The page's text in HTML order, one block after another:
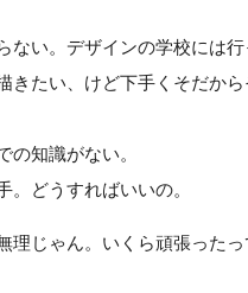
い。デザインの学校には
きたい、けど下手くそだか
知識がない。
どうすればいいの。
じゃん。いくら頑張った